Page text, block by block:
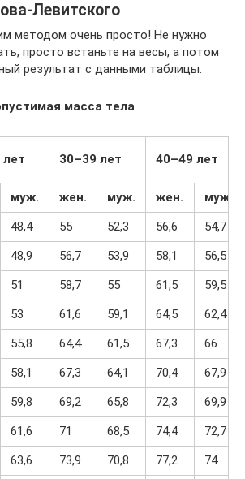
Левитского
методом очень просто! Не нужно
просто встаньте на весы, а потом
результат с данными таблицы.
масса тела
лет 30–39 лет 40–49 лет
муж. жен. муж. жен.
муж.
48,4 55 52,3 56,6
54,7
48,9 56,7 53,9 58,1
56,5
51 58,7 55 61,5
59,5
53 61,6 59,1 64,5
62,4
55,8 64,4 61,5 67,3
66
58,1 67,3 64,1 70,4
67,9
59,8 69,2 65,8 72,3
69,9
61,6 71 68,5 74,4
72,7
63,6 73,9 70,8 77,2 74